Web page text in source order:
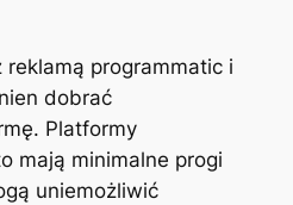
programmatic i
dobrać
Platformy
mają minimalne progi
uniemożliwić